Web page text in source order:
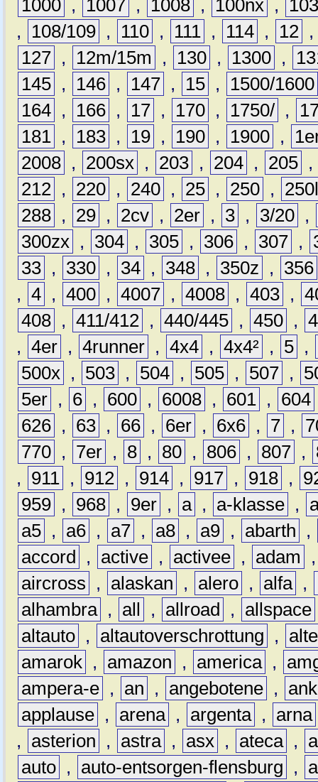
1000 , 1007 , 1008 , 100nx ,
,
108/109 , 110 , 111 , 114 , 12
127 , 12m/15m , 130 , 1300 ,
145 , 146 , 147 , 15 ,
1500/1600
164 , 166 , 17 , 170 , 1750/ ,
181 , 183 , 19 , 190 , 1900 ,
2008 , 200sx , 203 , 204 , 205 ,
212 , 220 , 240 , 25 , 250 ,
288 , 29 , 2cv , 2er , 3 , 3/20 ,
300zx , 304 , 305 , 306 , 307 ,
33 , 330 , 34 , 348 , 350z ,
356
, 4 , 400 , 4007 , 4008 , 403 ,
408 , 411/412 , 440/445 , 450 ,
, 4er , 4runner , 4x4 , 4x4² , 5 ,
500x , 503 , 504 , 505 , 507 ,
5er , 6 , 600 , 6008 , 601 , 604
626 , 63 , 66 , 6er , 6x6 , 7 ,
770 , 7er , 8 , 80 , 806 , 807 ,
,
911 , 912 , 914 , 917 , 918 ,
959 , 968 , 9er , a , a-klasse ,
a5 , a6 , a7 , a8 , a9 , abarth
,
accord
, active , activee , adam
aircross
, alaskan , alero , alfa ,
alhambra , all , allroad , allspace
altauto , altautoverschrottung ,
amarok , amazon , america ,
ampera-e , an , angebotene ,
applause , arena , argenta , arna
,
asterion , astra , asx , ateca ,
auto , auto-entsorgen-flensburg ,